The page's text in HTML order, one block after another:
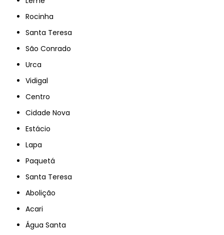
Rocinha
Santa Teresa
São Conrado
Urca
Vidigal
Centro
Cidade Nova
Estácio
Lapa
Paquetá
Santa Teresa
Abolição
Acari
Água Santa